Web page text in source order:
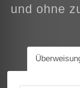
und ohne